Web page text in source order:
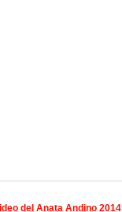
del Anata Andino 2014